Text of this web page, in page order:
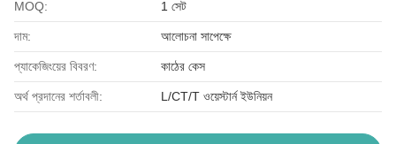
MOQ: 1 সেট
দাম: আলোচনা সাপেক্ষে
প্যাকেজিংয়ের বিবরণ: কাঠের কেস
অর্থ প্রদানের শর্তাবলী: L/CT/T ওয়েস্টার্ন ইউনিয়ন